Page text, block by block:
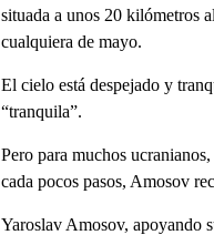
situada a unos 20 kilómetros
cualquiera de mayo.
El cielo está despejado y
“tranquila”.
Pero para muchos
cada pocos pasos, Amosov
Yaroslav Amosov, apoyando